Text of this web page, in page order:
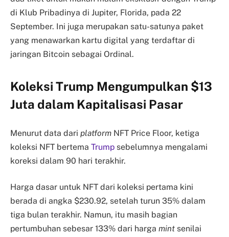
di Klub Pribadinya di Jupiter, Florida, pada 22
September. Ini juga merupakan satu-satunya paket
yang menawarkan kartu digital yang terdaftar di
jaringan Bitcoin sebagai Ordinal.
Koleksi Trump Mengumpulkan $13
Juta dalam Kapitalisasi Pasar
Menurut data dari platform NFT Price Floor, ketiga
koleksi NFT bertema Trump sebelumnya mengalami
koreksi dalam 90 hari terakhir.
Harga dasar untuk NFT dari koleksi pertama kini
berada di angka $230.92, setelah turun 35% dalam
tiga bulan terakhir. Namun, itu masih bagian
pertumbuhan sebesar 133% dari harga mint senilai